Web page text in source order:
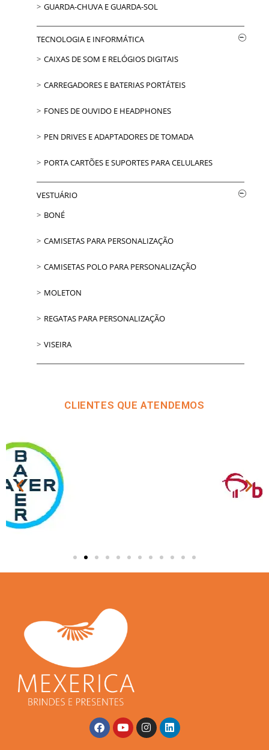
GUARDA-CHUVA E GUARDA-SOL
TECNOLOGIA E INFORMÁTICA
CAIXAS DE SOM E RELÓGIOS DIGITAIS
CARREGADORES E BATERIAS PORTÁTEIS
FONES DE OUVIDO E HEADPHONES
PEN DRIVES E ADAPTADORES DE TOMADA
PORTA CARTÕES E SUPORTES PARA CELULARES
VESTUÁRIO
BONÉ
CAMISETAS PARA PERSONALIZAÇÃO
CAMISETAS POLO PARA PERSONALIZAÇÃO
MOLETON
REGATAS PARA PERSONALIZAÇÃO
VISEIRA
CLIENTES QUE ATENDEMOS